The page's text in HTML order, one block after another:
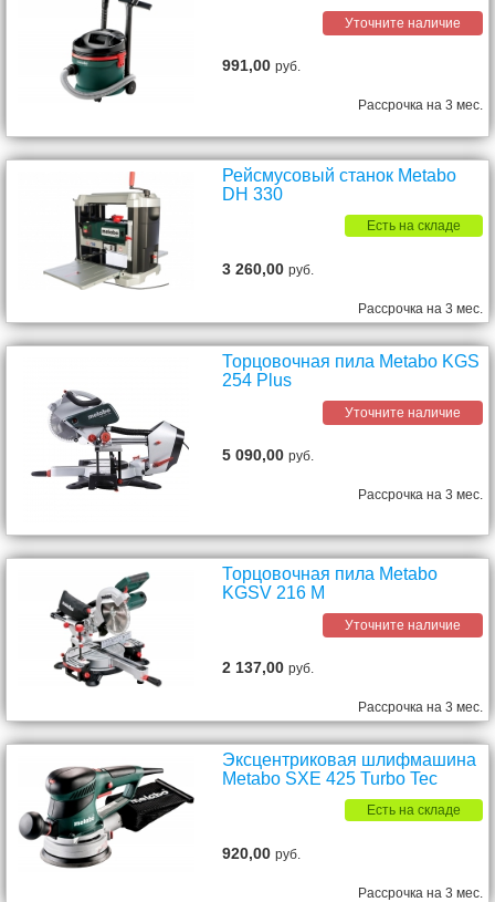
Уточните наличие
991,00руб.
Рассрочка на 3 мес.
Рейсмусовый станок Metabo
DH 330
Есть на складе
3 260,00руб.
Рассрочка на 3 мес.
Торцовочная пила Metabo KGS
254 Plus
Уточните наличие
5 090,00руб.
Рассрочка на 3 мес.
Торцовочная пила Metabo
KGSV 216 M
Уточните наличие
2 137,00руб.
Рассрочка на 3 мес.
Эксцентриковая шлифмашина
Metabo SXE 425 Turbo Tec
Есть на складе
920,00руб.
Рассрочка на 3 мес.